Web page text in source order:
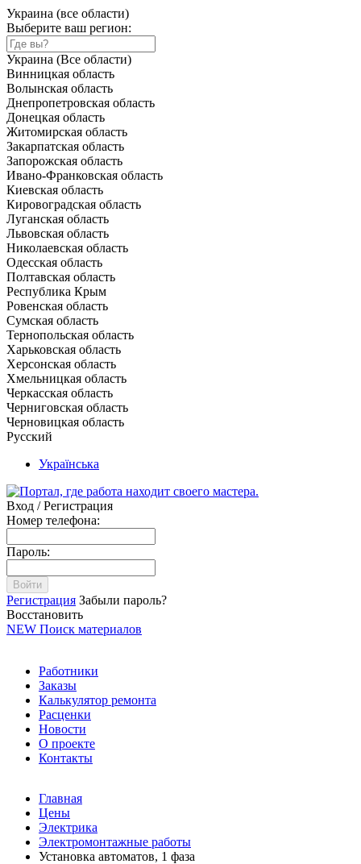
Украина (все области)
Выберите ваш регион:
Украина (Все области)
Винницкая область
Волынская область
Днепропетровская область
Донецкая область
Житомирская область
Закарпатская область
Запорожская область
Ивано-Франковская область
Киевская область
Кировоградская область
Луганская область
Львовская область
Николаевская область
Одесская область
Полтавская область
Республика Крым
Ровенская область
Сумская область
Тернопольская область
Харьковская область
Херсонская область
Хмельницкая область
Черкасская область
Черниговская область
Черновицкая область
Русский
Українська
Вход / Регистрация
Номер телефона:
Пароль:
Войти
Регистрация Забыли пароль?
Восстановить
NEW Поиск материалов
Работники
Заказы
Калькулятор ремонта
Расценки
Новости
О проекте
Контакты
Главная
Цены
Электрика
Электромонтажные работы
Установка автоматов, 1 фаза